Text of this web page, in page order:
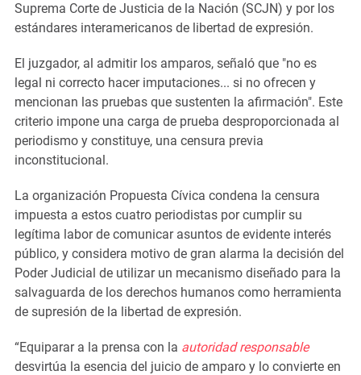
Suprema Corte de Justicia de la Nación (SCJN) y por los
estándares interamericanos de libertad de expresión.
El juzgador, al admitir los amparos, señaló que "no es
legal ni correcto hacer imputaciones... si no ofrecen y
mencionan las pruebas que sustenten la afirmación". Este
criterio impone una carga de prueba desproporcionada al
periodismo y constituye, una censura previa
inconstitucional.
La organización Propuesta Cívica condena la censura
impuesta a estos cuatro periodistas por cumplir su
legítima labor de comunicar asuntos de evidente interés
público, y considera motivo de gran alarma la decisión del
Poder Judicial de utilizar un mecanismo diseñado para la
salvaguarda de los derechos humanos como herramienta
de supresión de la libertad de expresión.
“Equiparar a la prensa con la autoridad responsable
desvirtúa la esencia del juicio de amparo y lo convierte en